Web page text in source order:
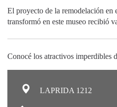
El proyecto de la remodelación en
transformó en este museo recibió
Conocé los atractivos imperdibles
LAPRIDA 1212